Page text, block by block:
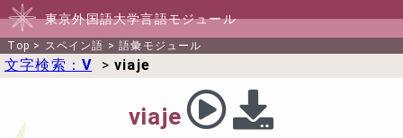
東京外国語大学言語モジュール
Top > スペイン語 >語彙モジュール
文字検索： V >viaje
viaje